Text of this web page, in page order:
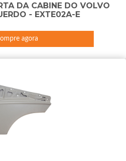
DA CABINE DO VOLVO
- EXTE02A-E
agora